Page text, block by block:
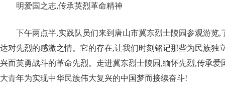
明爱国之志,传承英烈革命精神
下午两点半,实践队员们来到唐山市冀东烈士陵园参观游览,
达对先烈的感激之情。它的存在,让我们时刻铭记那些为民族独
兴而英勇战斗的革命先烈。走进冀东烈士陵园,缅怀先烈,传承爱
大青年为实现中华民族伟大复兴的中国梦而接续奋斗!